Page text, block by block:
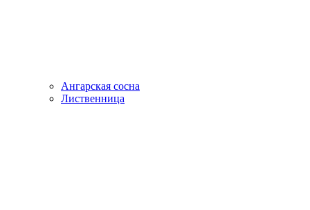
Ангарская сосна
Лиственница